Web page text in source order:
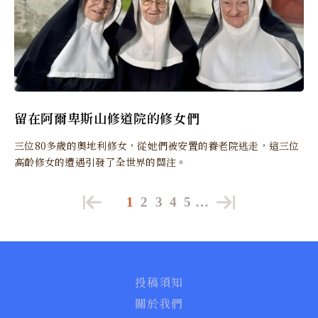
留在阿爾卑斯山修道院的修女們
三位80多歲的奧地利修女，從她們被安置的養老院逃走，這三位
高齡修女的遭遇引發了全世界的關注。
1 2 3 4 5 …
投稿須知
關於我們